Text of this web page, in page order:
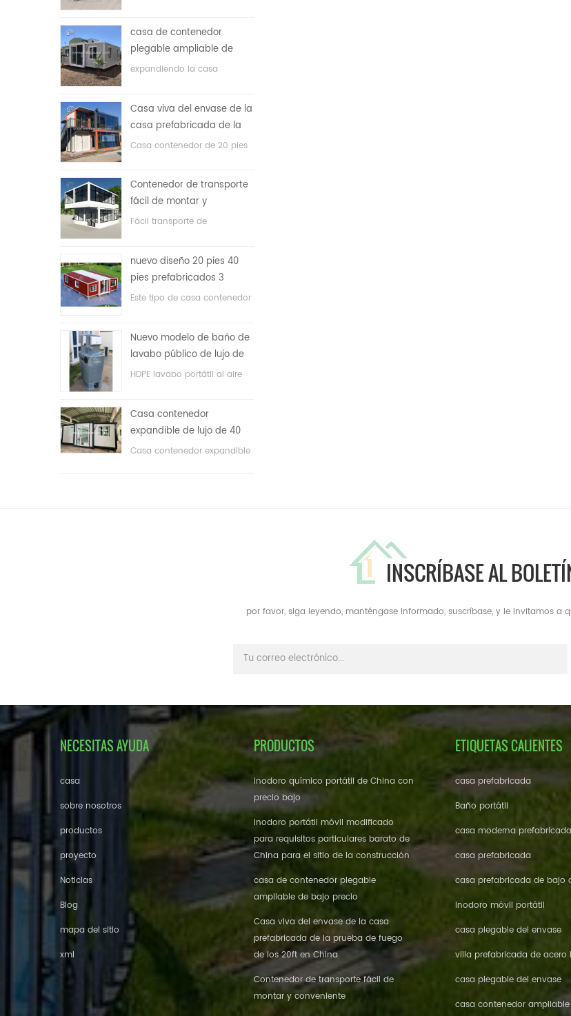
casa de contenedor
plegable ampliable de
bajo precio
expandiendo la casa
Casa viva del envase de la
casa prefabricada de la
prueba de fuego de los
Casa contenedor de 20 pies
Contenedor de transporte
fácil de montar y
conveniente
Fácil transporte de
nuevo diseño 20 pies 40
pies prefabricados 3
dormitorios pequeña casa
Este tipo de casa contenedor
dormitorios, un baño y con
sistema eléctrico.
Nuevo modelo de baño de
lavabo público de lujo de
plástico HDPE de doble
HDPE lavabo portátil al aire
Casa contenedor
expandible de lujo de 40
pies con tres dormitorios
Casa contenedor expandible
INSCRÍBASE AL
por favor, siga leyendo, manténgase informado, suscríbase, y le invitamos a
NECESITAS AYUDA
casa
sobre nosotros
productos
proyecto
Noticias
Blog
mapa del sitio
xml
PRODUCTOS
inodoro químico portátil de China con
precio bajo
inodoro portátil móvil modificado
para requisitos particulares barato de
China para el sitio de la construcción
casa de contenedor plegable
ampliable de bajo precio
Casa viva del envase de la casa
prefabricada de la prueba de fuego
de los 20ft en China
Contenedor de transporte fácil de
montar y conveniente
ETIQUETAS CALIENTES
casa prefabricada
Baño portátil
casa moderna prefabricada
casa prefabricada
casa prefabricada de bajo
inodoro móvil portátil
casa plegable del envase
villa prefabricada de acero
casa plegable del envase
casa contenedor ampliable